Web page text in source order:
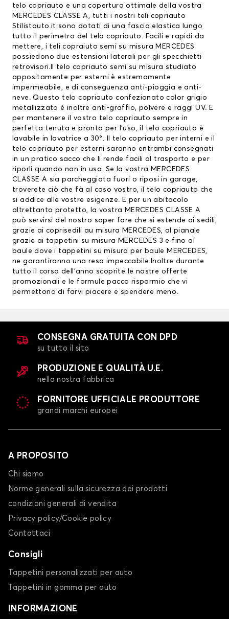
telo copriauto e una copertura ottimale della vostra
MERCEDES CLASSE A, tutti i nostri teli copriauto
Stilistauto.it sono dotati di una fascia elastica lungo
tutto il perimetro del telo copriauto. Facili e rapidi da
mettere, i teli copraiuto semi su misura MERCEDES
possiedono due estensioni laterali per gli specchietti
retrovisori.Il telo copriauto semi su misura studiato
appositamente per esterni è estremamente
impermeabile, e di conseguenza anti-pioggia e anti-
neve. Questo telo copriauto confezionato color grigio
metallizzato è inoltre anti-graffio, polvere e raggi UV. E
per mantenere il vostro telo copriauto sempre in
perfetta tenuta e pronto per l’uso, il telo copriauto è
lavabile in lavatrice a 30°. Il telo copriauto per interni e il
telo copriauto per esterni saranno entrambi consegnati
in un pratico sacco che li rende facili al trasporto e per
riporli quando non in uso. Se la vostra MERCEDES
CLASSE A sia parcheggiata fuori o riposi in garage,
troverete ciò che fà al caso vostro, il telo copriauto che
si addice alle vostre esigenze. E per un abitacolo
altrettanto protetto, la vostra MERCEDES CLASSE A
può servirsi del nostro saper fare che si estende ai sedili,
grazie aicoprisedili au misura MERCEDES, al pianale
grazie ai tappetini su misura MERCEDES 3 e fino al
baule dove i tappetini su misura per baule MERCEDES,
ne garantiranno una resa impeccabile.Inoltre durante
tutto il corso dell’anno scoprite le nostre offerte
promozionali e le formule pacco risparmio che vi
permettono di farvi piacere e spendere meno.
CONSEGNA GRATUITA CON DPD
su tutto il sito
PRODUZIONE E QUALITÀ U.E.
nella nostra fabbrica
FORNITORE UFFICIALE PRODUTTORE
grandi marchi europei
A PROPOSITO
Chi siamo
Norme generali sulla sicurezza dei prodotti
condizioni generali di vendita
Privacy policy/Cookie policy
Contattaci
Consigli
Tappetini personalizzati per auto
Tappetini in gomma per auto
INFORMAZIONE